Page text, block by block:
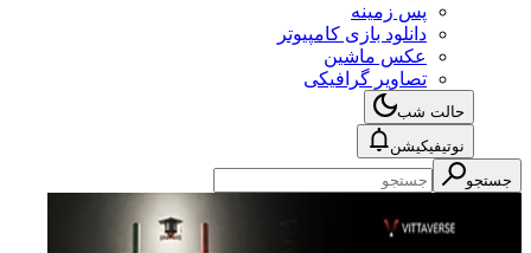
پس زمینه
دانلود بازی کامپیوتر
عکس ماشین
تصاویر گرافیکی
حالت شب
نوتیفیکیشن
جستجو